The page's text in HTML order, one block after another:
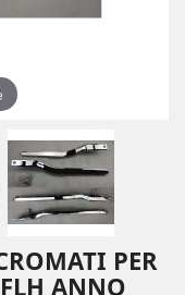
PER
ANNO